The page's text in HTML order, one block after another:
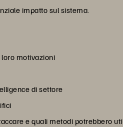
impatto sul sistema.
motivazioni
di settore
e quali metodi potrebbero